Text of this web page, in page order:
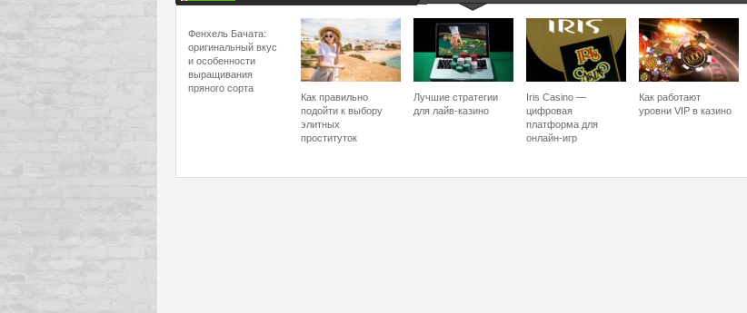
Фенхель Бачата:
оригинальный вкус
и особенности
выращивания
пряного сорта
Как правильно
подойти к выбору
элитных
проституток
Лучшие стратегии
для лайв-казино
Iris Casino —
цифровая
платформа для
онлайн-игр
Как работают
уровни VIP в казино